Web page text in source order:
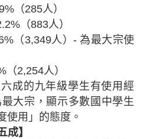
（285人）
（883人）
（3,349人）- 為最大宗使
（2,254人）
的九年級學生有使用經
大宗，顯示多數國中學生
使用」的態度。
成】